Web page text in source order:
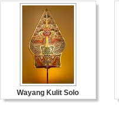
Wayang Kulit Solo